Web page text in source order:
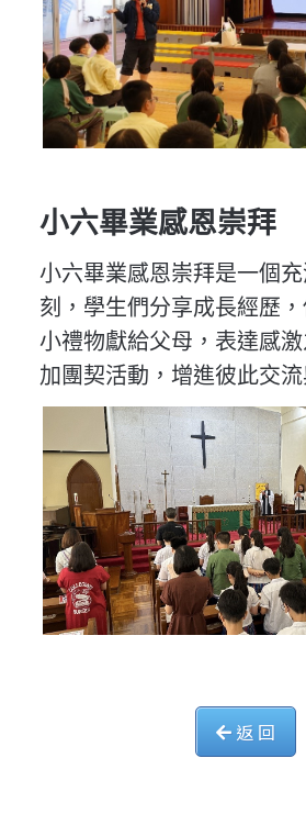
小六畢業感恩崇拜
小六畢業感恩崇拜是一個
刻，學生們分享成長經歷
小禮物獻給父母，表達感
加團契活動，增進彼此交流
返 回